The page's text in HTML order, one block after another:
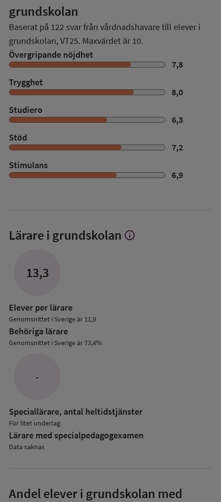
grundskolan
Baserat på 122 svar från vårdnadshavare till elever i
grundskolan,VT25. Maxvärdet är 10.
Övergripande nöjdhet
7,8
Trygghet
8,0
Studiero
6,3
Stöd
7,2
Stimulans
6,9
Lärare i grundskolan Visa
info
13,3
Elever per lärare
Genomsnittet i Sverige är 11,9
Behöriga lärare
Genomsnittet i Sverige är 73,4%
-
Speciallärare, antal heltidstjänster
För litet underlag
Lärare med specialpedagog­examen
Data saknas
Andel elever i grundskolan med